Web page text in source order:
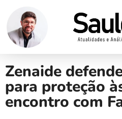
Zenaide
para proteção
encontro com